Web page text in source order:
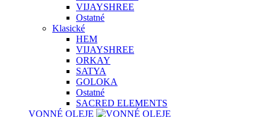
VIJAYSHREE
Ostatné
Klasické
HEM
VIJAYSHREE
ORKAY
SATYA
GOLOKA
Ostatné
SACRED ELEMENTS
VONNÉ OLEJE